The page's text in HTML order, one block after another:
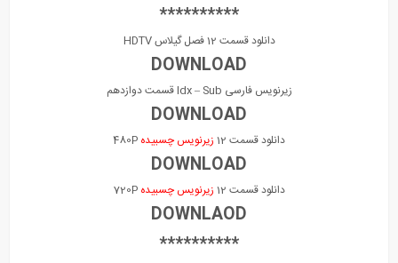
**********
دانلود قسمت 12 فصل گیلاس HDTV
DOWNLOAD
زیرنویس فارسی Idx – Sub قسمت دوازدهم
DOWNLOAD
دانلود قسمت 12 زیرنویس چسبیده
DOWNLOAD
دانلود قسمت 12 زیرنویس چسبیده 720P
DOWNLAOD
**********